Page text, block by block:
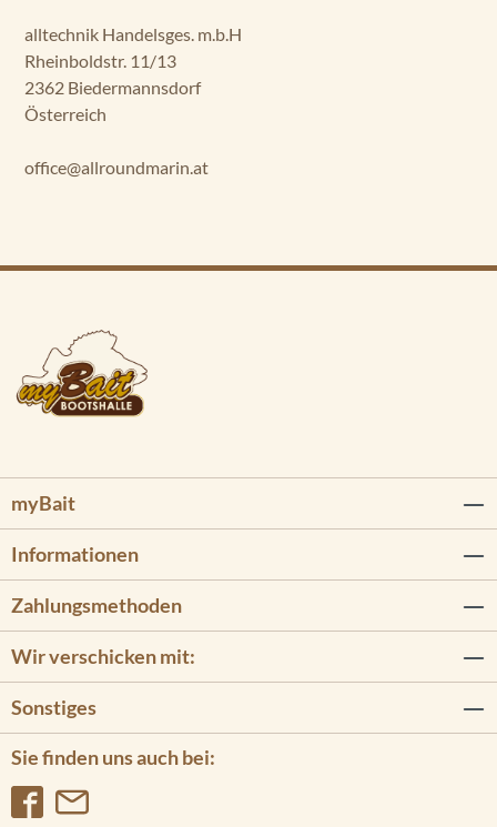
alltechnik Handelsges. m.b.H
Rheinboldstr. 11/13
2362 Biedermannsdorf
Österreich
office@allroundmarin.at
myBait
Informationen
Sie finden uns auch bei:
Zahlungsmethoden
Wir verschicken mit:
Sonstiges